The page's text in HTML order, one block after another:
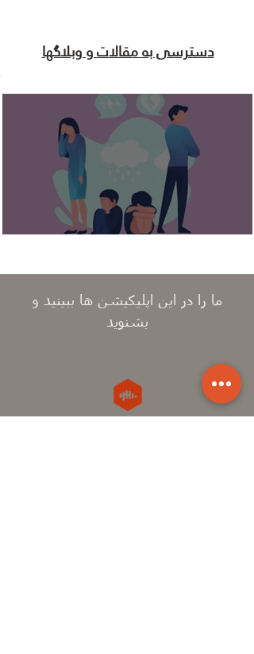
دسترسی به مقالات و وبلاگها
ما را در این اپلیکیشن ها ببینید و
بشنوید